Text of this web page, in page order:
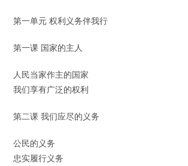
第一单元 权利义务伴我行
第一课 国家的主人
人民当家作主的国家
我们享有广泛的权利
第二课 我们应尽的义务
公民的义务
忠实履行义务